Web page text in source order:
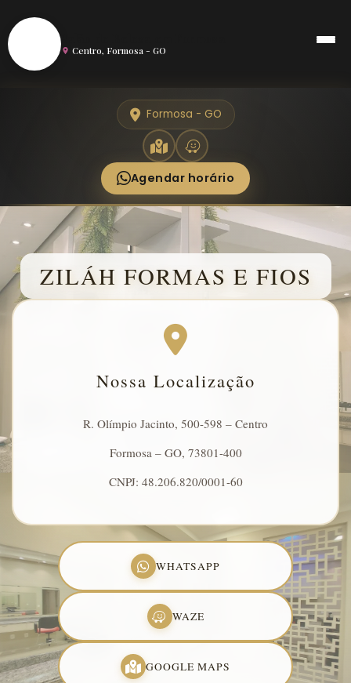
Centro, Formosa - GO
Formosa - GO
Agendar horário
ZILÁH FORMAS E FIOS
Nossa Localização
R. Olímpio Jacinto, 500-598 – Centro
Formosa – GO, 73801-400
CNPJ: 48.206.820/0001-60
WHATSAPP
WAZE
GOOGLE MAPS